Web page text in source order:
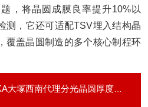
，将晶圆成膜良率提升10%以
测，它还可适配TSV埋入结构晶
覆盖晶圆制造的多个核心制程环
塚西南代理分光晶圆厚度计SF-3